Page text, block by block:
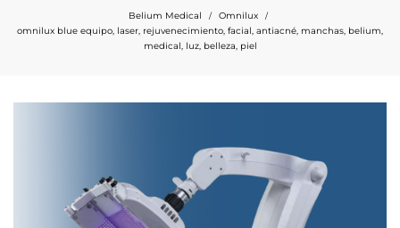
Belium Medical / Omnilux /
omnilux blue equipo, laser, rejuvenecimiento, facial, antiacné, manchas, belium,
medical, luz, belleza, piel